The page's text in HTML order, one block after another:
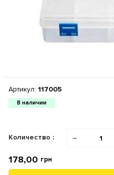
Артикул: 117005
В наличии
Количество : −
178,00 грн